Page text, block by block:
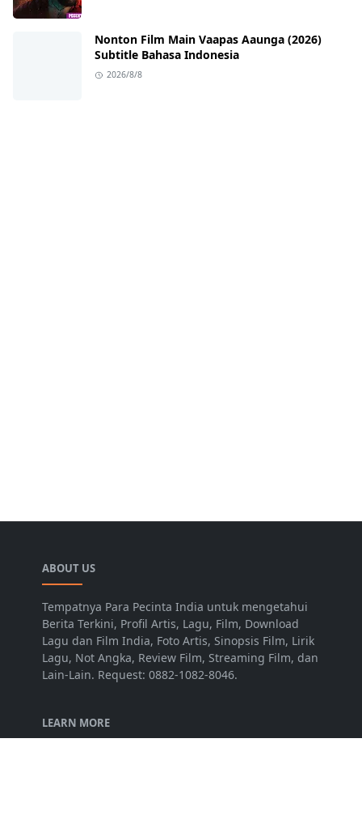
Nonton Film Main Vaapas Aaunga (2026)
Subtitle Bahasa Indonesia
2026/8/8
ABOUT US
Tempatnya Para Pecinta India untuk mengetahui
Berita Terkini, Profil Artis, Lagu, Film, Download
Lagu dan Film India, Foto Artis, Sinopsis Film, Lirik
Lagu, Not Angka, Review Film, Streaming Film, dan
Lain-Lain. Request: 0882-1082-8046.
LEARN MORE